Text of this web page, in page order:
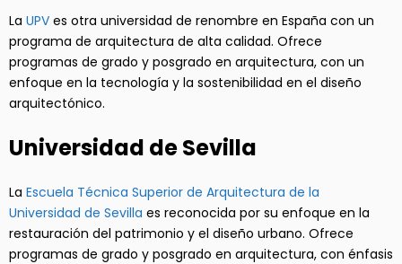
La UPV es otra universidad de renombre en España con un
programa de arquitectura de alta calidad. Ofrece
programas de grado y posgrado en arquitectura, con un
enfoque en la tecnología y la sostenibilidad en el diseño
arquitectónico.
Universidad de Sevilla
La Escuela Técnica Superior de Arquitectura de la
Universidad de Sevilla es reconocida por su enfoque en la
restauración del patrimonio y el diseño urbano. Ofrece
programas de grado y posgrado en arquitectura, con énfasis